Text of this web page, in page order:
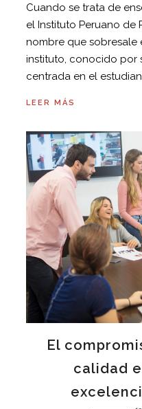
Cuando se trata de
el Instituto Peruano de
nombre que sobresale
instituto, conocido por
centrada en el
LEER MÁS
El
calidad